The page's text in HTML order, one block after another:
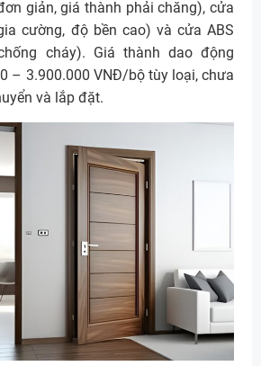
giản, giá thành phải chăng), cửa
cường, độ bền cao) và cửa ABS
cháy). Giá thành dao động
– 3.900.000 VNĐ/bộ tùy loại, chưa
và lắp đặt.